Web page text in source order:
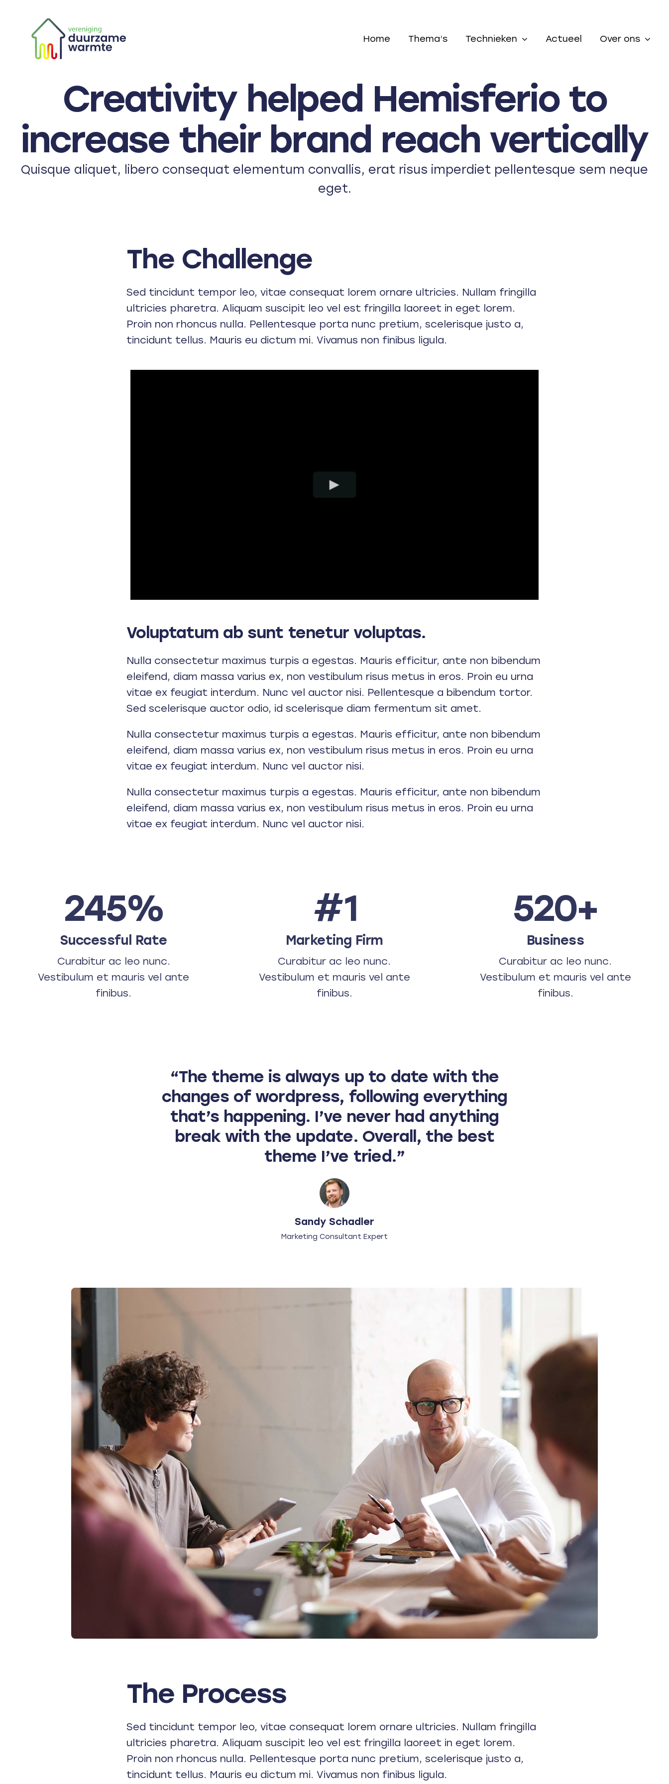
content
Home Thema’s Technieken Actueel Over ons
Creativity helped Hemisferio to
increase their brand reach vertically
Quisque aliquet, libero consequat elementum convallis, erat risus imperdiet pellentesque sem neque
eget.
The Challenge
Sed tincidunt tempor leo, vitae consequat lorem ornare ultricies. Nullam fringilla
ultricies pharetra. Aliquam suscipit leo vel est fringilla laoreet in eget lorem.
Proin non rhoncus nulla. Pellentesque porta nunc pretium, scelerisque justo a,
tincidunt tellus. Mauris eu dictum mi. Vivamus non finibus ligula.
Voluptatum ab sunt tenetur voluptas.
Nulla consectetur maximus turpis a egestas. Mauris efficitur, ante non bibendum
eleifend, diam massa varius ex, non vestibulum risus metus in eros. Proin eu urna
vitae ex feugiat interdum. Nunc vel auctor nisi. Pellentesque a bibendum tortor.
Sed scelerisque auctor odio, id scelerisque diam fermentum sit amet.
Nulla consectetur maximus turpis a egestas. Mauris efficitur, ante non bibendum
eleifend, diam massa varius ex, non vestibulum risus metus in eros. Proin eu urna
vitae ex feugiat interdum. Nunc vel auctor nisi.
Nulla consectetur maximus turpis a egestas. Mauris efficitur, ante non bibendum
eleifend, diam massa varius ex, non vestibulum risus metus in eros. Proin eu urna
vitae ex feugiat interdum. Nunc vel auctor nisi.
245%
Successful Rate
Curabitur ac leo nunc.
Vestibulum et mauris vel ante
finibus.
#1
Marketing Firm
Curabitur ac leo nunc.
Vestibulum et mauris vel ante
finibus.
520+
Business
Curabitur ac leo nunc.
Vestibulum et mauris vel ante
finibus.
“The theme is always up to date with the
changes of wordpress, following everything
that’s happening. I’ve never had anything
break with the update. Overall, the best
theme I’ve tried.”
Sandy Schadler
Marketing Consultant Expert
The Process
Sed tincidunt tempor leo, vitae consequat lorem ornare ultricies. Nullam fringilla
ultricies pharetra. Aliquam suscipit leo vel est fringilla laoreet in eget lorem.
Proin non rhoncus nulla. Pellentesque porta nunc pretium, scelerisque justo a,
tincidunt tellus. Mauris eu dictum mi. Vivamus non finibus ligula.